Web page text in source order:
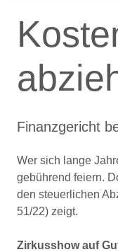
Finanzgericht
Wer sich lange
gebührend feiern.
den steuerlichen
51/22) zeigt.
Zirkusshow auf